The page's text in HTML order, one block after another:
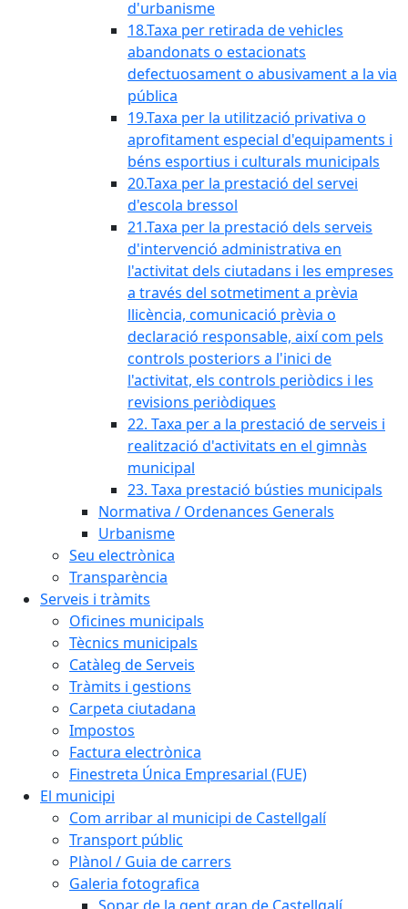
d'urbanisme
18.Taxa per retirada de vehicles
abandonats o estacionats
defectuosament o abusivament a la via
pública
19.Taxa per la utilització privativa o
aprofitament especial d'equipaments i
béns esportius i culturals municipals
20.Taxa per la prestació del servei
d'escola bressol
21.Taxa per la prestació dels serveis
d'intervenció administrativa en
l'activitat dels ciutadans i les empreses
a través del sotmetiment a prèvia
llicència, comunicació prèvia o
declaració responsable, així com pels
controls posteriors a l'inici de
l'activitat, els controls periòdics i les
revisions periòdiques
22. Taxa per a la prestació de serveis i
realització d'activitats en el gimnàs
municipal
23. Taxa prestació bústies municipals
Normativa / Ordenances Generals
Urbanisme
Seu electrònica
Transparència
Serveis i tràmits
Oficines municipals
Tècnics municipals
Catàleg de Serveis
Tràmits i gestions
Carpeta ciutadana
Impostos
Factura electrònica
Finestreta Única Empresarial (FUE)
El municipi
Com arribar al municipi de Castellgalí
Transport públic
Plànol / Guia de carrers
Galeria fotografica